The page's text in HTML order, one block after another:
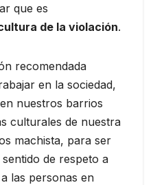
que es
de la violación.
recomendada
en la sociedad,
nuestros barrios
culturales de nuestra
machista, para ser
de respeto a
las personas en